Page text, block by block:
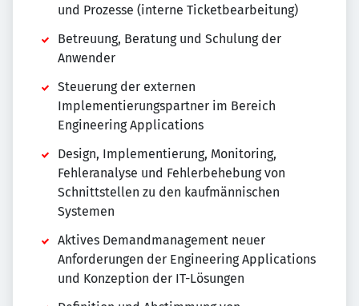
und Prozesse (interne Ticketbearbeitung)
Betreuung, Beratung und Schulung der
Anwender
Steuerung der externen
Implementierungspartner im Bereich
Engineering Applications
Design, Implementierung, Monitoring,
Fehleranalyse und Fehlerbehebung von
Schnittstellen zu den kaufmännischen
Systemen
Aktives Demandmanagement neuer
Anforderungen der Engineering Applications
und Konzeption der IT-Lösungen